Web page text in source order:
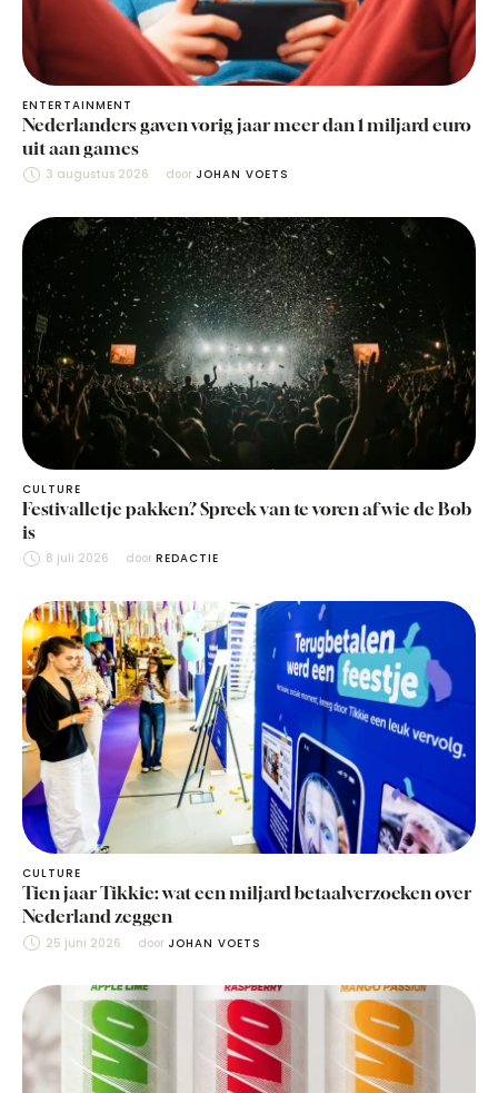
ENTERTAINMENT
Nederlanders gaven vorig jaar meer dan 1 miljard euro
uit aan games
3 augustus 2026 door JOHAN VOETS
CULTURE
Festivalletje pakken? Spreek van te voren af wie de Bob
is
8 juli 2026 door REDACTIE
CULTURE
Tien jaar Tikkie: wat een miljard betaalverzoeken over
Nederland zeggen
25 juni 2026 door JOHAN VOETS